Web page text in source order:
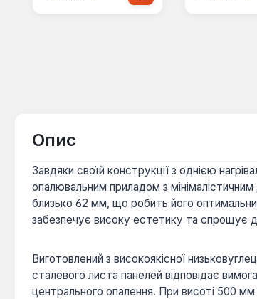
Опис
Завдяки своїй конструкції з однією
опалювальним приладом з
близько 62 мм, що робить його
забезпечує високу естетику та спрощує
Виготовлений з високоякісної
сталевого листа панелей відповідає
центрального опалення. При висоті 500